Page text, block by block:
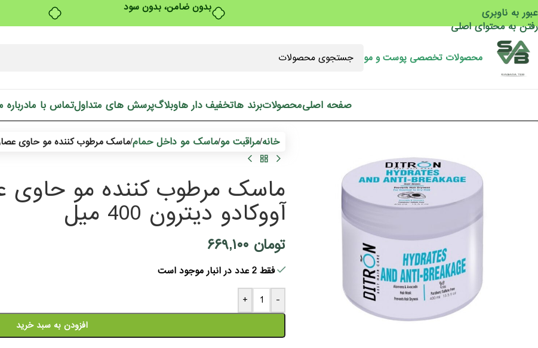
بدون ضامن، بدون سود
عبور به ناوبری
رفتن به محتوای اصلی
محصولات تخصصی پوست و مو
صفحه اصلیمحصولاتبرند هاتخفیف دار هاوبلاگپرسش های متداولتماس با مادرباره
خانه/مراقبت مو/ماسک مو داخل حمام/ماسک مرطوب کننده مو حاوی عصاره
ماسک مرطوب کننده مو حاوی
آووکادو دیترون 400 میل
تومان ۶۶۹,۱۰۰
فقط 2 عدد در انبار موجود است
-
+
افزودن به سبد خرید